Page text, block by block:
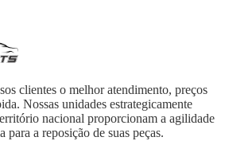
clientes o melhor atendimento, preços
Nossas unidades estrategicamente
nacional proporcionam a agilidade
para a reposição de suas peças.